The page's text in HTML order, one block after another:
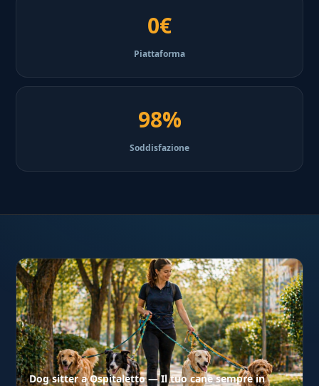
0€
Piattaforma
98%
Soddisfazione
Dog sitter a Ospitaletto — Il tuo cane sempre in